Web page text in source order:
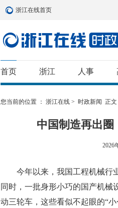
浙江在线首页
首页 浙江 人事
您当前的位置 ： 浙江在线 > 时政新闻 正文
中国制造再出圈
2026
今年以来，我国工程机械行业
同时，一批身形小巧的国产机械
动三轮车，这些看似不起眼的“